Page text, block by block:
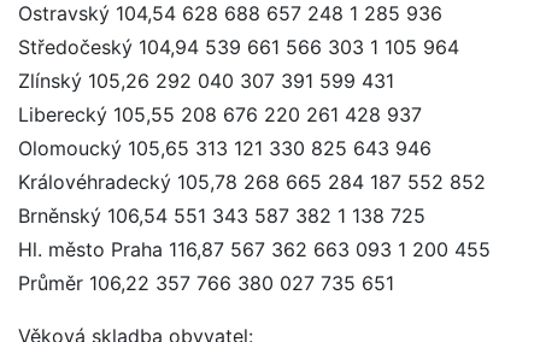
Ostravský 104,54 628 688 657 248 1 285 936
Středočeský 104,94 539 661 566 303 1 105 964
Zlínský 105,26 292 040 307 391 599 431
Liberecký 105,55 208 676 220 261 428 937
Olomoucký 105,65 313 121 330 825 643 946
Královéhradecký 105,78 268 665 284 187 552 852
Brněnský 106,54 551 343 587 382 1 138 725
Hl. město Praha 116,87 567 362 663 093 1 200 455
Průměr 106,22 357 766 380 027 735 651
Věková skladba obyvatel: